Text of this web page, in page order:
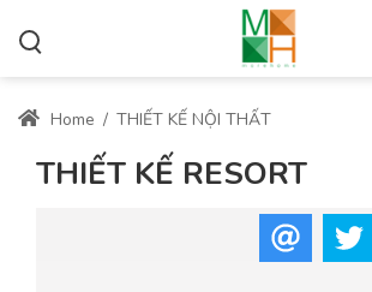
Home / THIẾT KẾ NỘI THẤT
THIẾT KẾ RESORT